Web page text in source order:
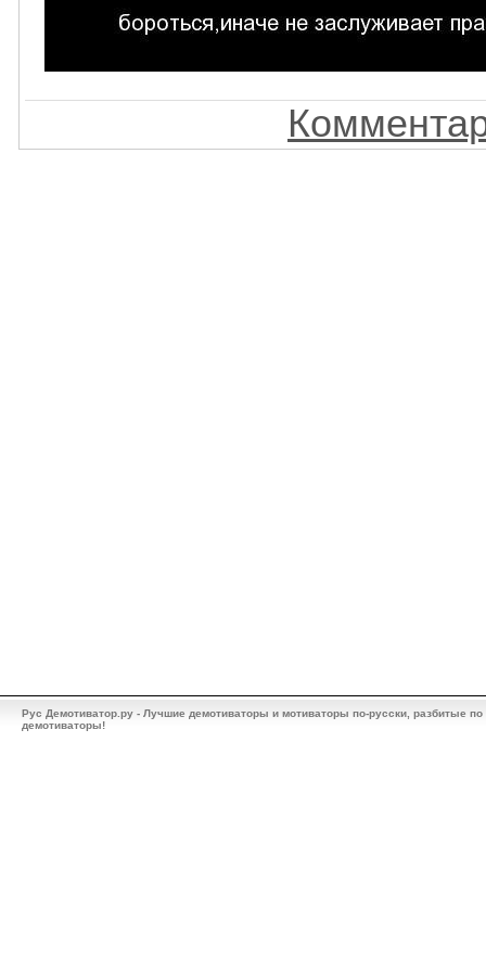
Рус Демотиватор.ру - Лучшие демотиваторы и мотиваторы по-русски, разбитые
демотиваторы!